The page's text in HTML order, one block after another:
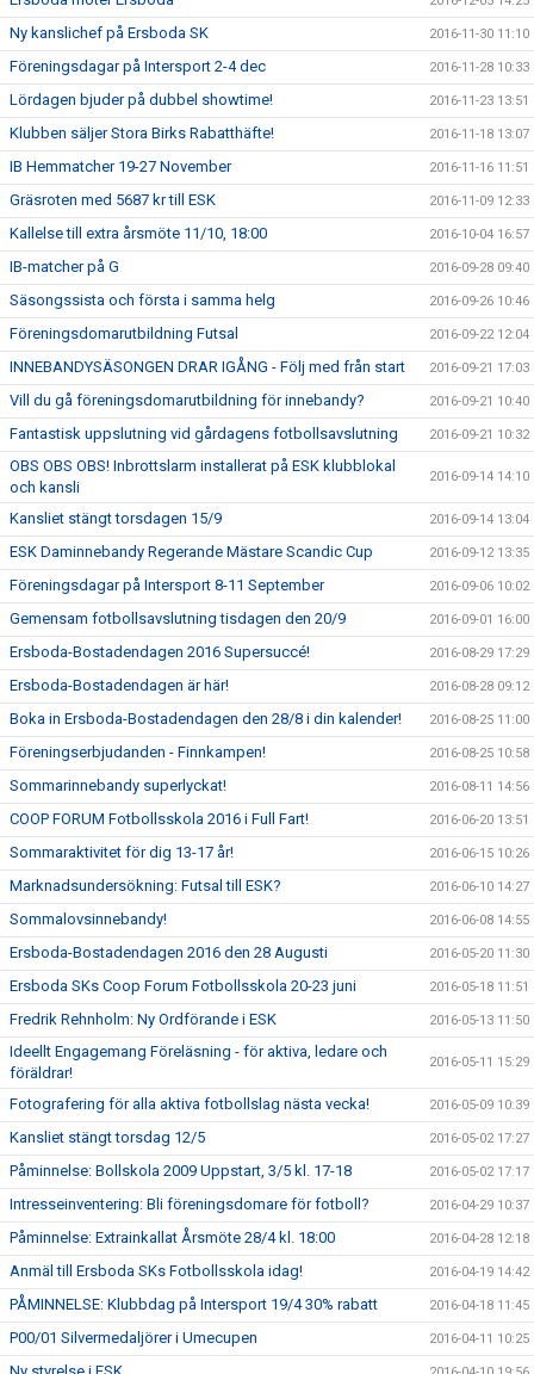
Ny kanslichef på Ersboda SK 2016-11-30 11:10
Föreningsdagar på Intersport 2-4 dec 2016-11-28 10:33
Lördagen bjuder på dubbel showtime! 2016-11-23 13:51
Klubben säljer Stora Birks Rabatthäfte! 2016-11-18 13:07
IB Hemmatcher 19-27 November 2016-11-16 11:51
Gräsroten med 5687 kr till ESK 2016-11-09 12:33
Kallelse till extra årsmöte 11/10, 18:00 2016-10-04 16:57
IB-matcher på G 2016-09-28 09:40
Säsongssista och första i samma helg 2016-09-26 10:46
Föreningsdomarutbildning Futsal 2016-09-22 12:04
INNEBANDYSÄSONGEN DRAR IGÅNG - Följ med från start 2016-09-21 17:03
Vill du gå föreningsdomarutbildning för innebandy? 2016-09-21 10:40
Fantastisk uppslutning vid gårdagens fotbollsavslutning 2016-09-21 10:32
OBS OBS OBS! Inbrottslarm installerat på ESK klubblokal
och kansli
2016-09-14 14:10
Kansliet stängt torsdagen 15/9 2016-09-14 13:04
ESK Daminnebandy Regerande Mästare Scandic Cup 2016-09-12 13:35
Föreningsdagar på Intersport 8-11 September 2016-09-06 10:02
Gemensam fotbollsavslutning tisdagen den 20/9 2016-09-01 16:00
Ersboda-Bostadendagen 2016 Supersuccé! 2016-08-29 17:29
Ersboda-Bostadendagen är här! 2016-08-28 09:12
Boka in Ersboda-Bostadendagen den 28/8 i din kalender! 2016-08-25 11:00
Föreningserbjudanden - Finnkampen! 2016-08-25 10:58
Sommarinnebandy superlyckat! 2016-08-11 14:56
COOP FORUM Fotbollsskola 2016 i Full Fart! 2016-06-20 13:51
Sommaraktivitet för dig 13-17 år! 2016-06-15 10:26
Marknadsundersökning: Futsal till ESK? 2016-06-10 14:27
Sommalovsinnebandy! 2016-06-08 14:55
Ersboda-Bostadendagen 2016 den 28 Augusti 2016-05-20 11:30
Ersboda SKs Coop Forum Fotbollsskola 20-23 juni 2016-05-18 11:51
Fredrik Rehnholm: Ny Ordförande i ESK 2016-05-13 11:50
Ideellt Engagemang Föreläsning - för aktiva, ledare och
föräldrar!
2016-05-11 15:29
Fotografering för alla aktiva fotbollslag nästa vecka! 2016-05-09 10:39
Kansliet stängt torsdag 12/5 2016-05-02 17:27
Påminnelse: Bollskola 2009 Uppstart, 3/5 kl. 17-18 2016-05-02 17:17
Intresseinventering: Bli föreningsdomare för fotboll? 2016-04-29 10:37
Påminnelse: Extrainkallat Årsmöte 28/4 kl. 18:00 2016-04-28 12:18
Anmäl till Ersboda SKs Fotbollsskola idag! 2016-04-19 14:42
PÅMINNELSE: Klubbdag på Intersport 19/4 30% rabatt 2016-04-18 11:45
P00/01 Silvermedaljörer i Umecupen 2016-04-11 10:25
Ny styrelse i ESK